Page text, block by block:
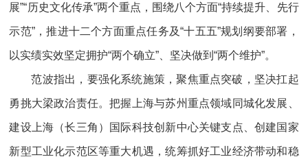
展”“历史文化传承”两个重点，围绕八个方面“持续提升、先行
示范”，推进十二个方面重点任务及“十五五”规划纲要部署，
以实绩实效坚定拥护“两个确立”、坚决做到“两个维护”。
范波指出，要强化系统施策，聚焦重点突破，坚决扛起
勇挑大梁政治责任。把握上海与苏州重点领域同城化发展、
建设上海（长三角）国际科技创新中心关键支点、创建国家
新型工业化示范区等重大机遇，统筹抓好工业经济带动和稳